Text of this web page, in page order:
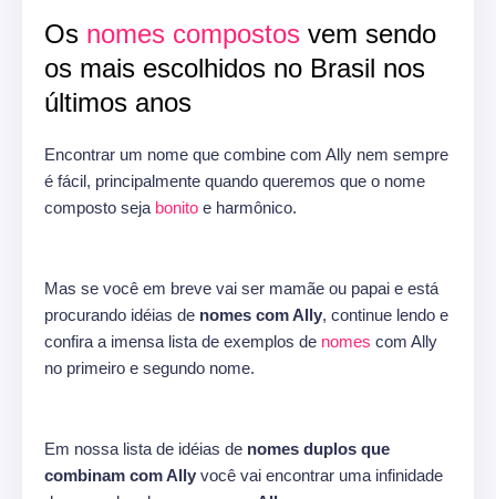
Os nomes compostos vem sendo
os mais escolhidos no Brasil nos
últimos anos
Encontrar um nome que combine com Ally nem sempre
é fácil, principalmente quando queremos que o nome
composto seja bonito e harmônico.
Mas se você em breve vai ser mamãe ou papai e está
procurando idéias de nomes com Ally, continue lendo e
confira a imensa lista de exemplos de nomes com Ally
no primeiro e segundo nome.
Em nossa lista de idéias de nomes duplos que
combinam com Ally você vai encontrar uma infinidade